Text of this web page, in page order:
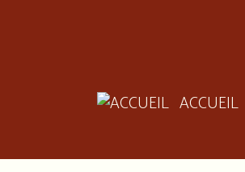
ACCUEIL